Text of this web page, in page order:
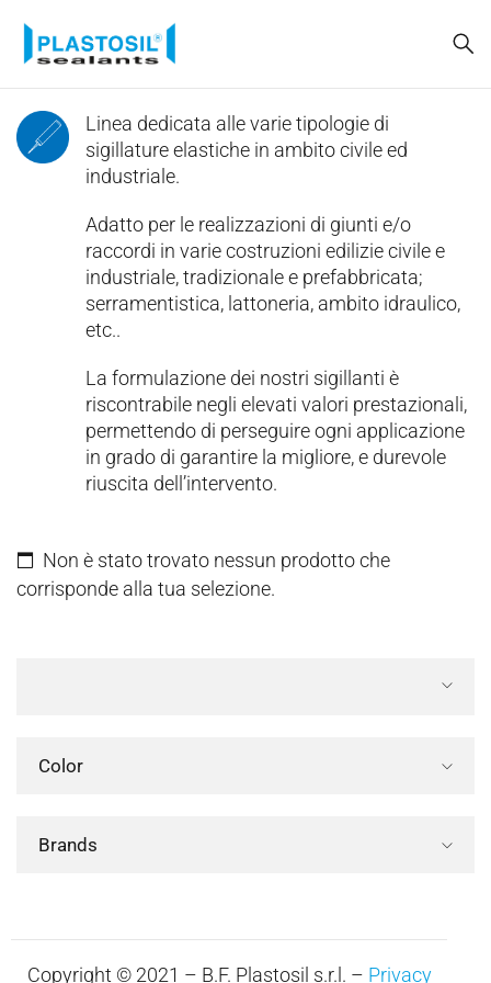
Linea dedicata alle varie tipologie di
sigillature elastiche in ambito civile ed
industriale.
Adatto per le realizzazioni di giunti e/o
raccordi in varie costruzioni edilizie civile e
industriale, tradizionale e prefabbricata;
serramentistica, lattoneria, ambito idraulico,
etc..
La formulazione dei nostri sigillanti è
riscontrabile negli elevati valori prestazionali,
permettendo di perseguire ogni applicazione
in grado di garantire la migliore, e durevole
riuscita dell’intervento.
Non è stato trovato nessun prodotto che
corrisponde alla tua selezione.
Color
Brands
Copyright © 2021 – B.F. Plastosil s.r.l. – Privacy